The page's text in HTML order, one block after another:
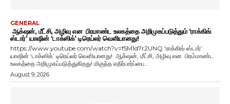
GENERAL
ஆக்‌ஷன், மீட்சி, அழிவு என பிரமாண்ட உலகத்தை அறிமுகப்படுத்தும் ‘ராக்கிங்
ஸ்டார்’ யாஷின் ‘டாக்ஸிக்’ டிரெய்லர் வெளியானது!
https://www.youtube.com/watch?v=f5M1d7r2UNQ ‘ராக்கிங் ஸ்டார்’
யாஷின் ‘டாக்ஸிக்’ டிரெய்லர் வெளியானது! ஆக்‌ஷன், மீட்சி, அழிவு என பிரம்மாண்ட
உலகத்தை அறிமுகப்படுத்துகிறது! மிகுந்த எதிர்பார்ப்பை...
August 9, 2026